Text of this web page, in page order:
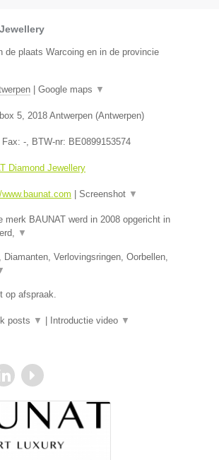
de plaats Warcoing en in de provincie
Google maps ▼
5 2018 Antwerpen (Antwerpen)
, Fax: - , BTW-nr: BE0899153574
Diamond Jewellery
Screenshot ▼
merk BAUNAT werd in 2008 opgericht in
▼
Diamanten, Verlovingsringen, Oorbellen,
op afspraak.
posts ▼ Introductie video ▼